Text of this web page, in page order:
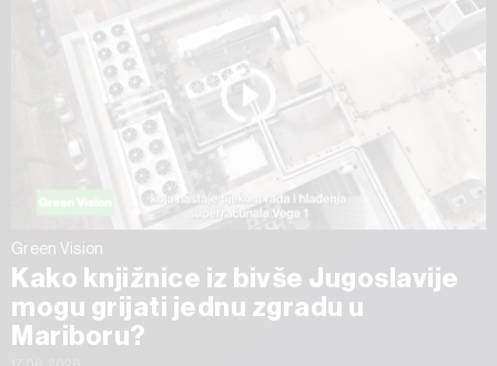
Green Vision
Kako knjižnice iz bivše Jugoslavije
mogu grijati jednu zgradu u
Mariboru?